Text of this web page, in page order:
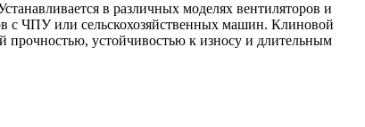
в различных моделях вентиляторов и
с ЧПУ или сельскохозяйственных машин. Клиновой
прочностью, устойчивостью к износу и длительным